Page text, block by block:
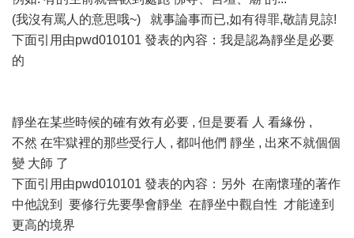
(我沒有罵人的意思哦~) 就事論事而已,如有得罪,敬請見諒!
下面引用由pwd010101 發表的內容：我是認為靜坐是必要
的
靜坐在某些時候的確有效有必要 , 但是要看 人 看緣份 ,
不然 在牢獄裡的那些受行人 , 都叫他們 靜坐 , 出來不就個個
變 大師 了
下面引用由pwd010101 發表的內容：另外 在南懷瑾的著作
中他說到 要修行先要學會靜坐 在靜坐中觀自性 才能達到
更高的境界